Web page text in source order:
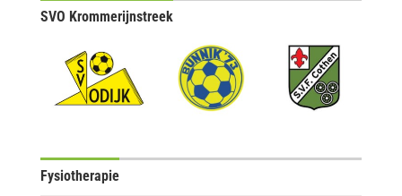
SVO Krommerijnstreek
Fysiotherapie